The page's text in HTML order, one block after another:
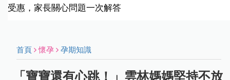
受惠，家長關心問題一次解答
首頁 懷孕 孕期知識
「寶寶還有心跳！」雲林媽媽堅持不放